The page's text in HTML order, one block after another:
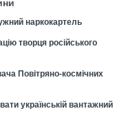
наркокартель
творця російського
Повітряно-космічних
українській вантажний